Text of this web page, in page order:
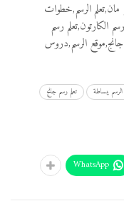
الرسم,خطوات
الكارتون,تعلم رسم
الرسم,دروس
الرسم ببساطة
تعلم رسم جانج
WhatsApp